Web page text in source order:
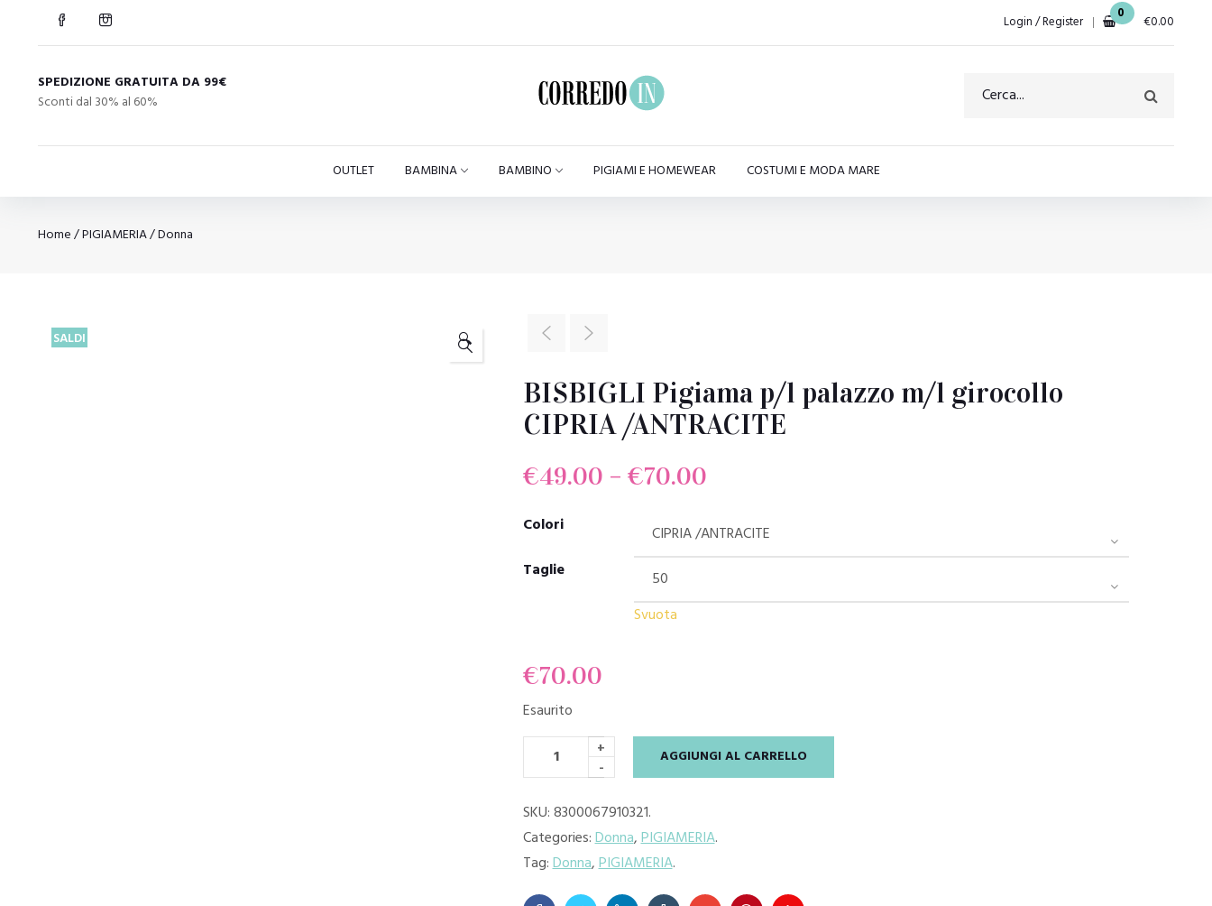
Login / Register 0 €0.00
SPEDIZIONE GRATUITA DA 99€
Sconti dal 30% al 60%
OUTLET BAMBINA BAMBINO PIGIAMI E HOMEWEAR COSTUMI E MODA MARE
Home/PIGIAMERIA/Donna
SALDI 🔍
BISBIGLI Pigiama p/l palazzo m/l girocollo
CIPRIA /ANTRACITE
€49.00 – €70.00
Colori
Taglie
Svuota
€70.00
Esaurito
+
-
AGGIUNGI AL CARRELLO
SKU:8300067910321.
Categories:Donna,PIGIAMERIA.
Tag:Donna,PIGIAMERIA.